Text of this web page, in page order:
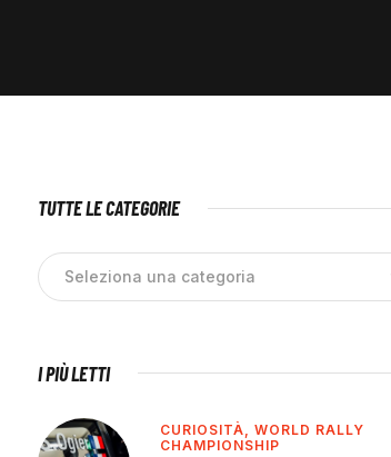
TUTTE LE CATEGORIE
I PIÙ LETTI
CURIOSITÀ,WORLD RALLY
CHAMPIONSHIP